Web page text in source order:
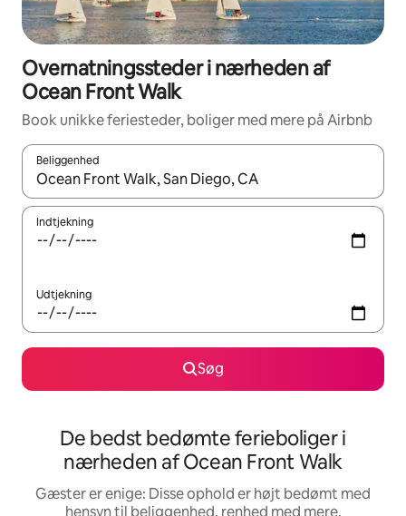
Overnatningssteder i nærheden af
Ocean Front Walk
Book unikke feriesteder, boliger med mere på Airbnb
Beliggenhed
Når resultaterne er tilgængelige, skal du navigere med
Indtjekning
Udtjekning
Søg
De bedst bedømte ferieboliger i
nærheden af Ocean Front Walk
Gæster er enige: Disse ophold er højt bedømt med
hensyn til beliggenhed, renhed med mere.